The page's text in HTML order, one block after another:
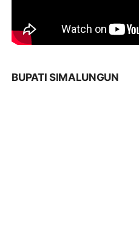
BUPATI SIMALUNGUN